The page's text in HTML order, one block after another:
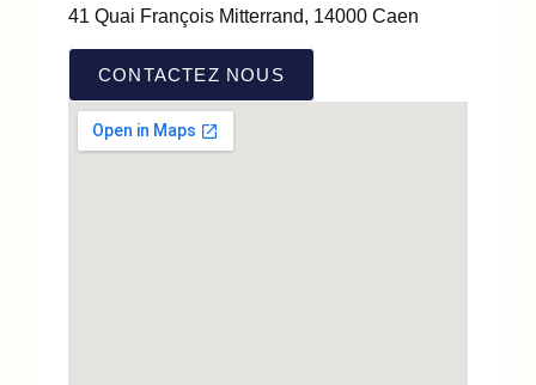
41 Quai François Mitterrand, 14000 Caen
CONTACTEZ NOUS